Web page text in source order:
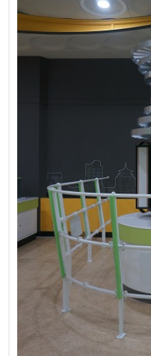
태양전지의 구조와 원리
전압을 변화시켜 멀리 보내다
스마트그리드